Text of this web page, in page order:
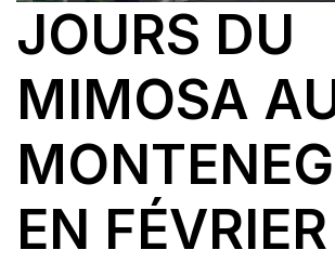
JOURS DU
MIMOSA
EN FÉVRIER